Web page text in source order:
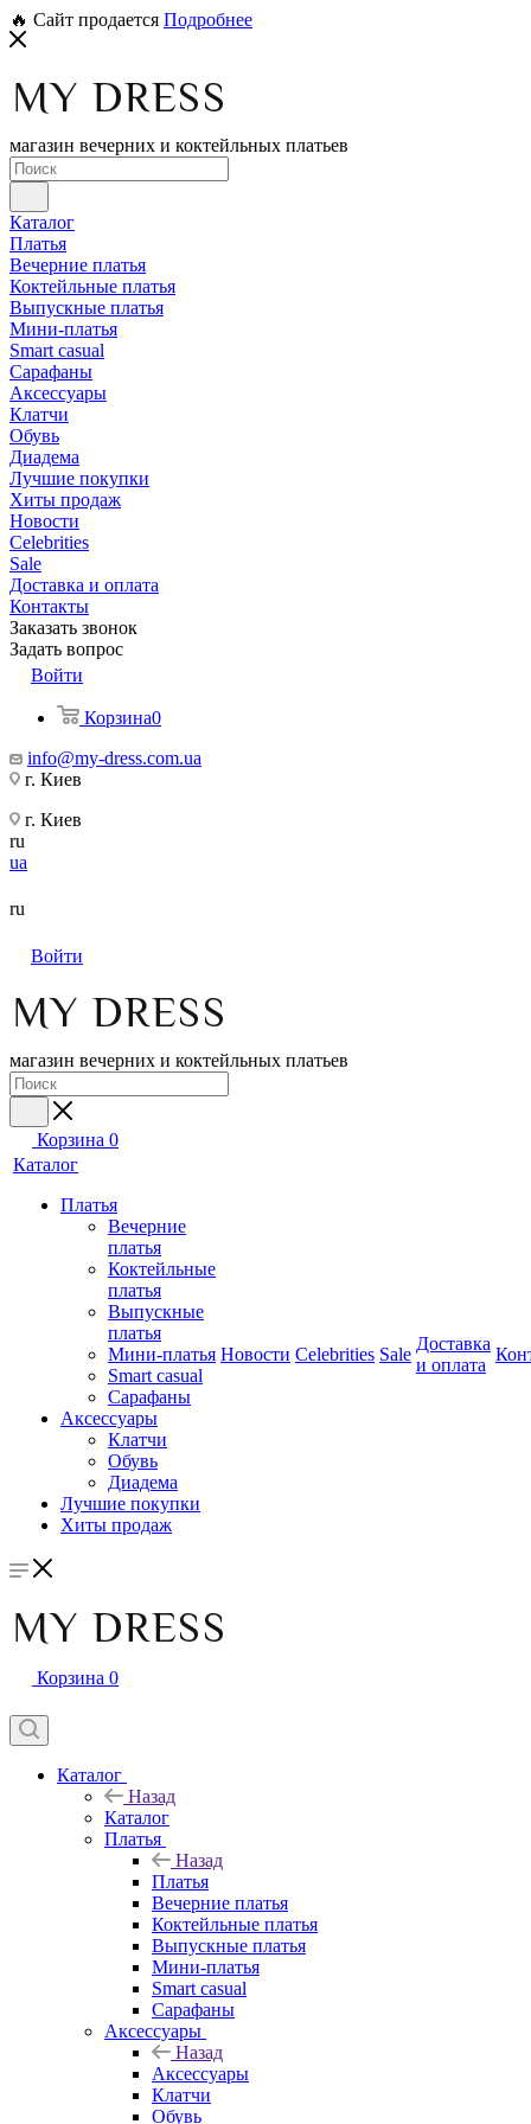
🔥 Сайт продается Подробнее
магазин вечерних и коктейльных платьев
Каталог
Платья
Вечерние платья
Коктейльные платья
Выпускные платья
Мини-платья
Smart casual
Сарафаны
Аксессуары
Клатчи
Обувь
Диадема
Лучшие покупки
Хиты продаж
Новости
Celebrities
Sale
Доставка и оплата
Контакты
Заказать звонок
Задать вопрос
Войти
Корзина0
info@my-dress.com.ua
г. Киев
г. Киев
ru
ua
ru
Войти
магазин вечерних и коктейльных платьев
Корзина 0
Каталог
Платья
Вечерние
платья
Коктейльные
платья
Выпускные
платья
Мини-платья
Smart casual
Сарафаны
Аксессуары
Клатчи
Обувь
Диадема
Лучшие покупки
Хиты продаж
Новости Celebrities Sale
Доставка
и оплата
Корзина 0
Каталог
Назад
Каталог
Платья
Назад
Платья
Вечерние платья
Коктейльные платья
Выпускные платья
Мини-платья
Smart casual
Сарафаны
Аксессуары
Назад
Аксессуары
Клатчи
Обувь